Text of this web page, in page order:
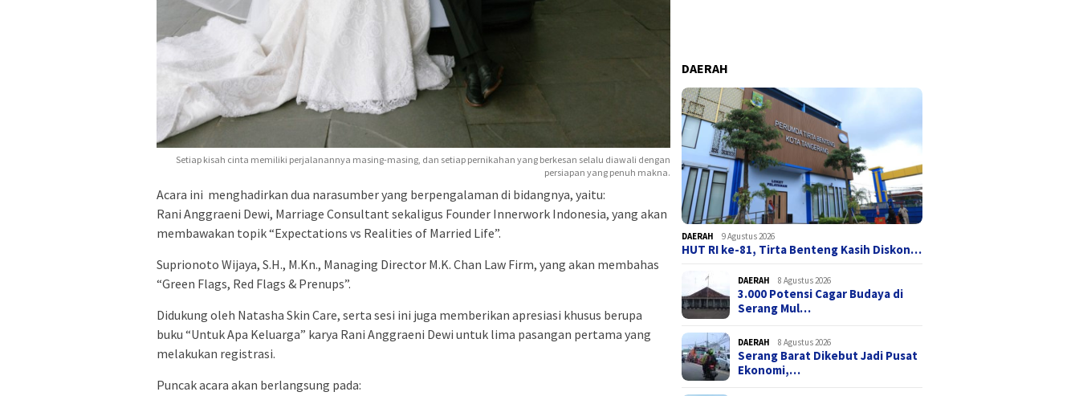
Setiap kisah cinta memiliki perjalanannya masing-masing, dan setiap pernikahan yang berkesan selalu diawali dengan
persiapan yang penuh makna.
Acara ini menghadirkan dua narasumber yang berpengalaman di bidangnya, yaitu:
Rani Anggraeni Dewi, Marriage Consultant sekaligus Founder Innerwork Indonesia, yang akan
membawakan topik “Expectations vs Realities of Married Life”.
Suprionoto Wijaya, S.H., M.Kn., Managing Director M.K. Chan Law Firm, yang akan membahas
“Green Flags, Red Flags & Prenups”.
Didukung oleh Natasha Skin Care, serta sesi ini juga memberikan apresiasi khusus berupa
buku “Untuk Apa Keluarga” karya Rani Anggraeni Dewi untuk lima pasangan pertama yang
melakukan registrasi.
Puncak acara akan berlangsung pada:
DAERAH
DAERAH 9 Agustus 2026
HUT RI ke-81, Tirta Benteng Kasih Diskon…
DAERAH 8 Agustus 2026
3.000 Potensi Cagar Budaya di
Serang Mul…
DAERAH 8 Agustus 2026
Serang Barat Dikebut Jadi Pusat
Ekonomi,…